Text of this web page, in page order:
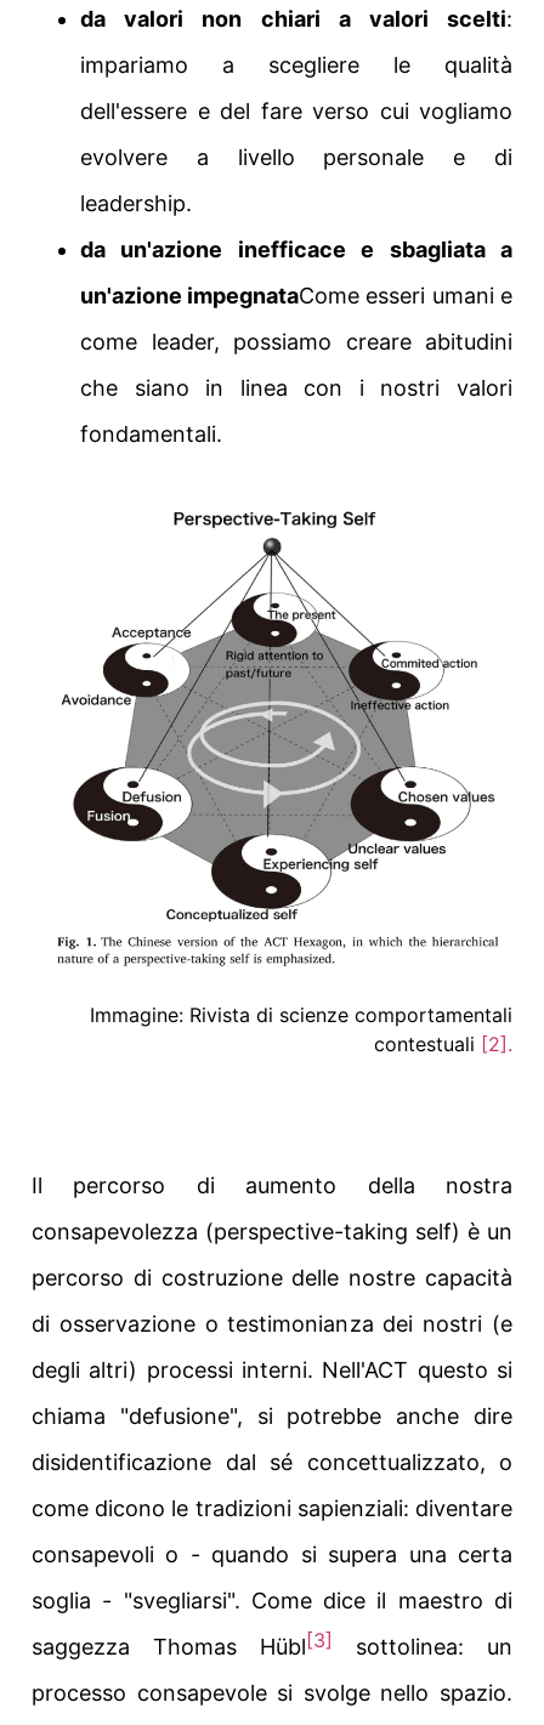
da valori non chiari a valori scelti:
impariamo a scegliere le qualità
dell'essere e del fare verso cui vogliamo
evolvere a livello personale e di
leadership.
da un'azione inefficace e sbagliata a
un'azione impegnataCome esseri umani e
come leader, possiamo creare abitudini
che siano in linea con i nostri valori
fondamentali.
Immagine: Rivista di scienze comportamentali
contestuali [2].
Il percorso di aumento della nostra
consapevolezza (perspective-taking self) è un
percorso di costruzione delle nostre capacità
di osservazione o testimonianza dei nostri (e
degli altri) processi interni. Nell'ACT questo si
chiama "defusione", si potrebbe anche dire
disidentificazione dal sé concettualizzato, o
come dicono le tradizioni sapienziali: diventare
consapevoli o - quando si supera una certa
soglia - "svegliarsi". Come dice il maestro di
saggezza Thomas Hübl [3]
sottolinea: un
processo consapevole si svolge nello spazio.